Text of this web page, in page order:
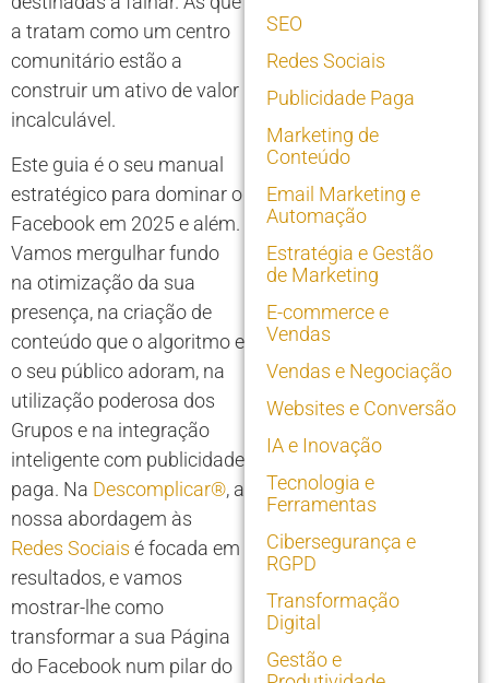
a tratam como um centro
comunitário estão a
construir um ativo de valor
incalculável.
Este guia é o seu manual
estratégico para dominar o
Facebook em 2025 e além.
Vamos mergulhar fundo
na otimização da sua
presença, na criação de
conteúdo que o algoritmo e
o seu público adoram, na
utilização poderosa dos
Grupos e na integração
inteligente com publicidade
paga. Na Descomplicar®, a
nossa abordagem às
Redes Sociais é focada em
resultados, e vamos
mostrar-lhe como
transformar a sua Página
do Facebook num pilar do
SEO
Redes Sociais
Publicidade Paga
Marketing de
Conteúdo
Email Marketing e
Automação
Estratégia e Gestão
de Marketing
E-commerce e
Vendas
Vendas e Negociação
Websites e Conversão
IA e Inovação
Tecnologia e
Ferramentas
Cibersegurança e
RGPD
Transformação
Digital
Gestão e